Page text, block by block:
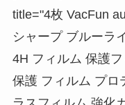
title="4枚 VacFun
シャープ ブルーラ
4H フィルム 保護
保護 フィルム プロ